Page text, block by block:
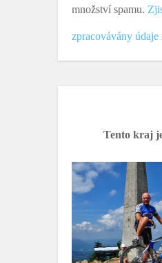
množství spamu.
zpracovávány údaje
Tento kraj